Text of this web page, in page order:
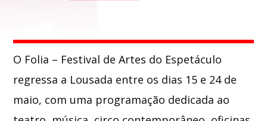
Whatsapp
O Folia – Festival de Artes do Espetáculo
regressa a Lousada entre os dias 15 e 24 de
maio, com uma programação dedicada ao